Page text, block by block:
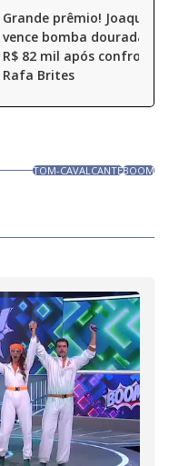
Grande prêmio! Joaquim
vence bomba dourada e
R$ 82 mil após confronto
Rafa Brites
TOM-CAVALCANTEBOOM